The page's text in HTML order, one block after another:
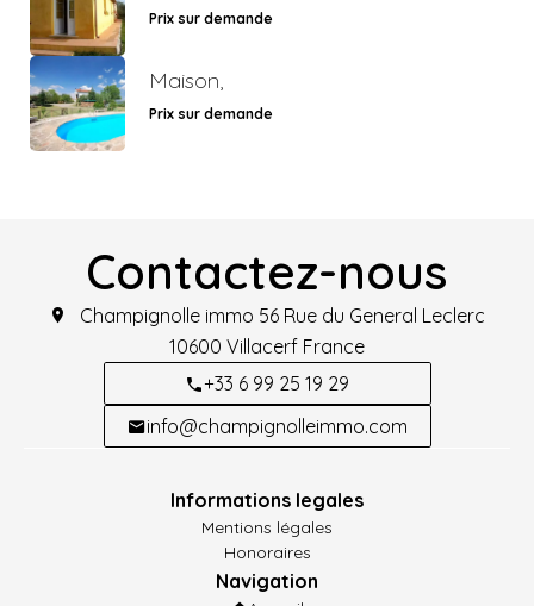
Prix sur demande
Maison,
Prix sur demande
Contactez-nous
Champignolle immo 56 Rue du General Leclerc
10600 Villacerf France
+33 6 99 25 19 29
info@champignolleimmo.com
Informations legales
Mentions légales
Honoraires
Navigation